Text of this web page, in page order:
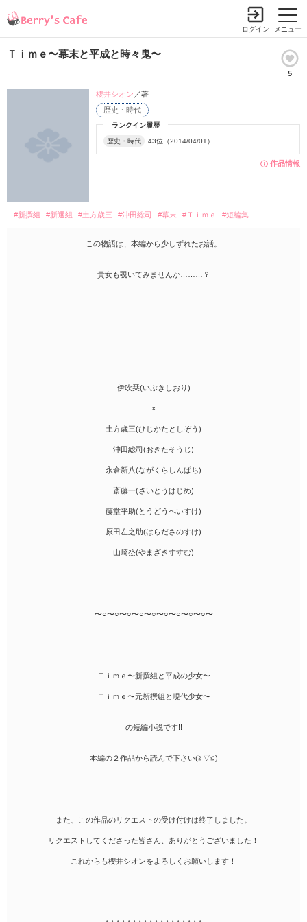
メニュー
ログイン
Ｔｉｍｅ〜幕末と平成と時々鬼〜
5
作品情報
ランクイン履歴
歴史・時代 43位（2014/04/01）
歴史・時代
櫻井シオン ／著
#新撰組 #新選組 #土方歳三 #沖田総司 #幕末 #Ｔｉｍｅ #短編集
この物語は、本編から少しずれたお話。
貴女も覗いてみませんか………？
伊吹栞(いぶきしおり)
×
土方歳三(ひじかたとしぞう)
沖田総司(おきたそうじ)
永倉新八(ながくらしんぱち)
斎藤一(さいとうはじめ)
藤堂平助(とうどうへいすけ)
原田左之助(はらださのすけ)
山崎烝(やまざきすすむ)
〜○〜○〜○〜○〜○〜○〜○〜○〜○〜
Ｔｉｍｅ〜新撰組と平成の少女〜
Ｔｉｍｅ〜元新撰組と現代少女〜
の短編小説です!!
本編の２作品から読んで下さい(≧▽≦)
また、この作品のリクエストの受け付けは終了しました。
リクエストしてくださった皆さん、ありがとうございました！
これからも櫻井シオンをよろしくお願いします！